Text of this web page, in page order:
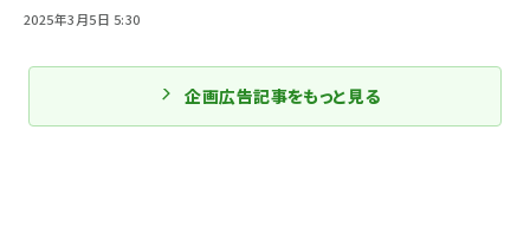
2025年3月5日 5:30
企画広告記事をもっと見る